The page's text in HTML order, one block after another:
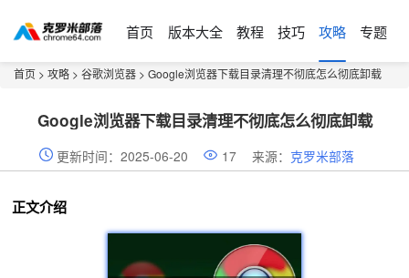
首页 版本大全 教程 技巧 攻略 专题
首页 > 攻略 > 谷歌浏览器 > Google浏览器下载目录清理不彻底怎么彻底卸载
Google浏览器下载目录清理不彻底怎么彻底卸载
更新时间：2025-06-20 17 来源： 克罗米部落
正文介绍